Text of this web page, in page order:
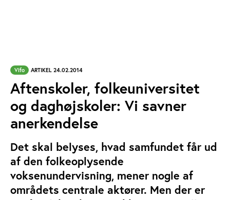
Vifo ARTIKEL 24.02.2014
Aftenskoler, folkeuniversitet
og daghøjskoler: Vi savner
anerkendelse
Det skal belyses, hvad samfundet får ud
af den folkeoplysende
voksenundervisning, mener nogle af
områdets centrale aktører. Men der er